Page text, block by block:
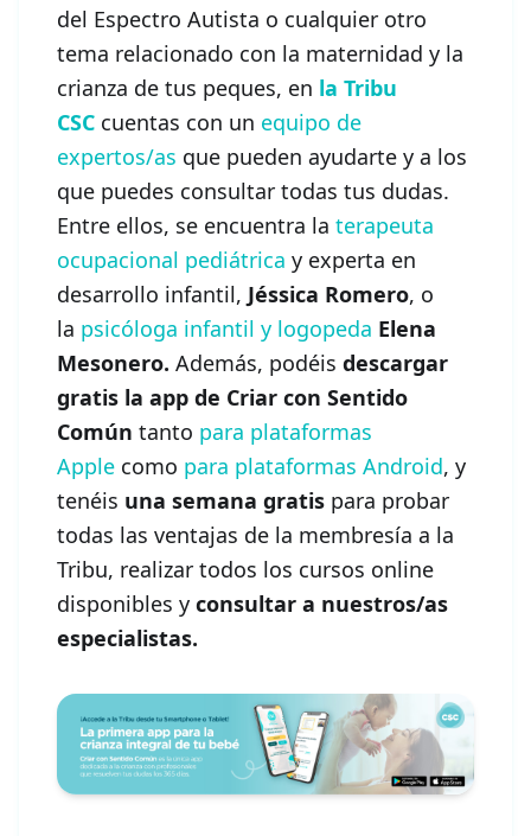
del Espectro Autista o cualquier otro
tema relacionado con la maternidad y la
crianza de tus peques, en la Tribu
CSC cuentas con un equipo de
expertos/as que pueden ayudarte y a los
que puedes consultar todas tus dudas.
Entre ellos, se encuentra la terapeuta
ocupacional pediátrica y experta en
desarrollo infantil, Jéssica Romero, o
la psicóloga infantil y logopeda Elena
Mesonero. Además, podéis descargar
gratis la app de Criar con Sentido
Común tanto para plataformas
Apple como para plataformas Android, y
tenéis una semana gratis para probar
todas las ventajas de la membresía a la
Tribu, realizar todos los cursos online
disponibles y consultar a nuestros/as
especialistas.